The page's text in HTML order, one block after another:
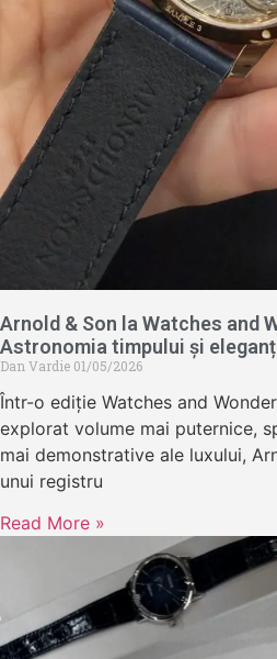
Arnold & Son la Watches and
Astronomia timpului și
Dan Vardie 01/05/2026
Într-o ediție Watches and
explorat volume mai puternice,
mai demonstrative ale luxului,
unui registru
Read More »